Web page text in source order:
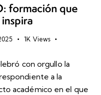
formación que
1K Views
con orgullo la
a la
académico en el que